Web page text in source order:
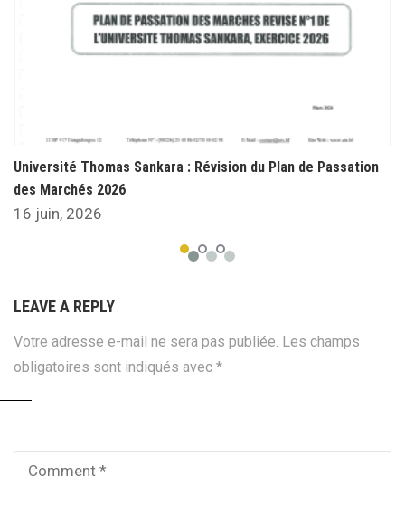
Université Thomas Sankara : Révision du Plan de Passation
des Marchés 2026
16 juin, 2026
LEAVE A REPLY
Votre adresse e-mail ne sera pas publiée. Les champs
obligatoires sont indiqués avec *